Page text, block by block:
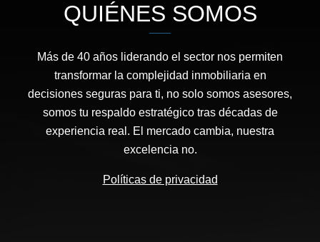
QUIÉNES SOMOS
Más de 40 años liderando el sector nos permiten
transformar la complejidad inmobiliaria en
decisiones seguras para ti, no solo somos asesores,
somos tu respaldo estratégico tras décadas de
experiencia real. El mercado cambia, nuestra
excelencia no.
Políticas de privacidad